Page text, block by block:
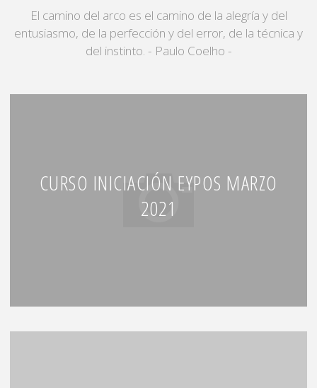
El camino del arco es el camino de la alegría y del
entusiasmo, de la perfección y del error, de la técnica y
del instinto. - Paulo Coelho -
CURSO INICIACIÓN EYPOS MARZO
2021